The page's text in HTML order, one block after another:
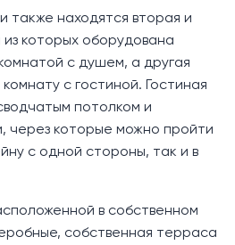
также находятся вторая и
которых оборудована
с душем, а другая
с гостиной. Гостиная
потолком и
через которые можно пройти
с одной стороны, так и в
в собственном
собственная терраса